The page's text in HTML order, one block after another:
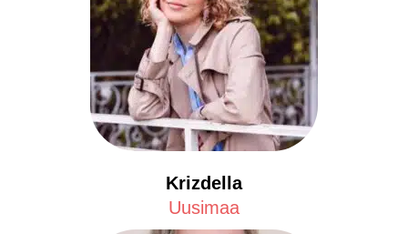
Krizdella
Uusimaa